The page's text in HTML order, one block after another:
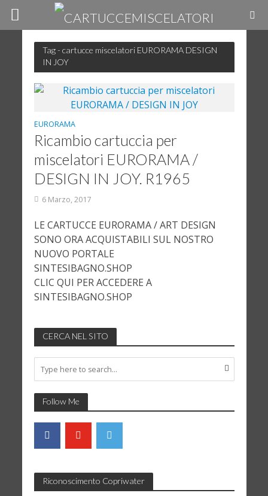
Tag - cartucce miscelatori EURORAMA DESIGN
IN JOY
EURORAMA
Ricambio cartuccia per
miscelatori EURORAMA /
DESIGN IN JOY. R1965
6 Marzo, 2017
LE CARTUCCE EURORAMA / ART DESIGN
SONO ORA ACQUISTABILI SUL NOSTRO
NUOVO PORTALE
SINTESIBAGNO.SHOP
CLIC QUI PER ACCEDERE A
SINTESIBAGNO.SHOP
CERCA NEL SITO
Follow Me
Riconoscimento Copriwater